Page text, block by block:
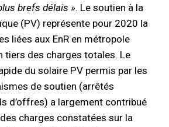
brefs délais ». Le soutien à la
(PV) représente pour 2020 la
liées aux EnR en métropole
tiers des charges totales. Le
du solaire PV permis par les
de soutien (arrêtés
d’offres) a largement contribué
charges constatées sur la